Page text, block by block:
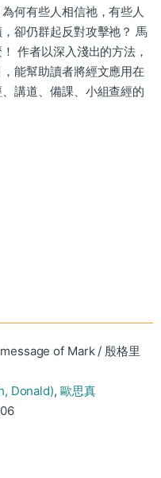
何有些人相信祂，有些人
卻仍群起反對攻擊祂？ 馬
作者以深入淺出的方法，
能幫助讀者將經文應用在
講道、備課、小組查經的
of Mark / 殷格里
Donald), 歐思真